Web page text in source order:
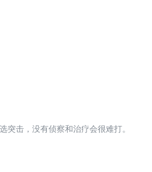
突击，没有侦察和治疗会很难打。